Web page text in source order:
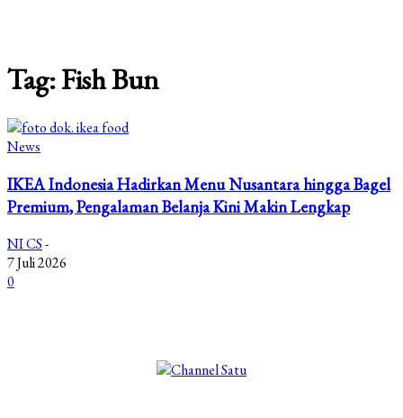
Tag: Fish Bun
News
IKEA Indonesia Hadirkan Menu Nusantara hingga Bagel
Premium, Pengalaman Belanja Kini Makin Lengkap
NI CS-
7 Juli 2026
0